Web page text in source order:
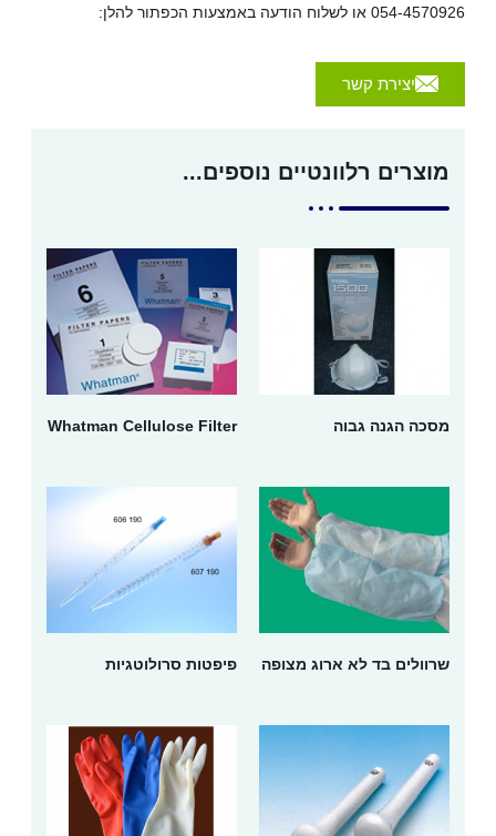
054-4570926 או לשלוח הודעה באמצעות הכפתור להלן:
יצירת קשר
מוצרים רלוונטיים נוספים...
מסכה הגנה גבוה Whatman Cellulose Filter
שרוולים בד לא ארוג מצופה פיפטות סרולוטגיות